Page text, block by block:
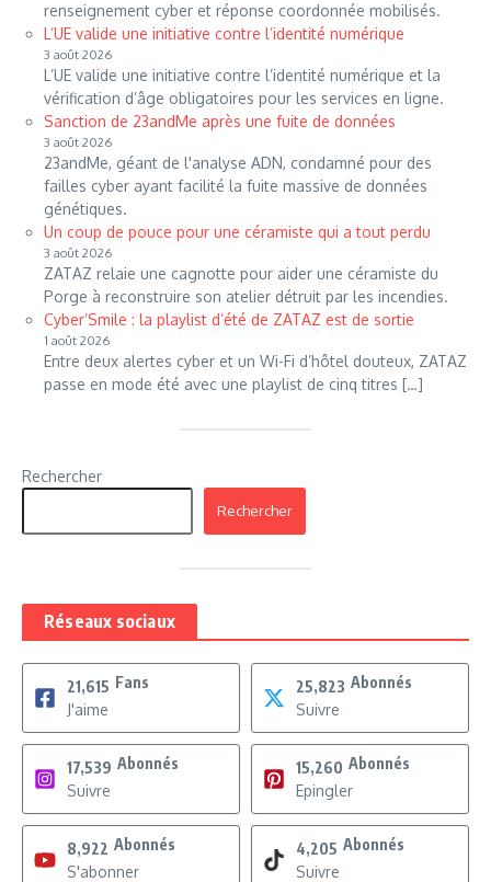
renseignement cyber et réponse coordonnée mobilisés.
L’UE valide une initiative contre l’identité numérique
3 août 2026
L’UE valide une initiative contre l’identité numérique et la
vérification d’âge obligatoires pour les services en ligne.
Sanction de 23andMe après une fuite de données
3 août 2026
23andMe, géant de l'analyse ADN, condamné pour des
failles cyber ayant facilité la fuite massive de données
génétiques.
Un coup de pouce pour une céramiste qui a tout perdu
3 août 2026
ZATAZ relaie une cagnotte pour aider une céramiste du
Porge à reconstruire son atelier détruit par les incendies.
Cyber’Smile : la playlist d’été de ZATAZ est de sortie
1 août 2026
Entre deux alertes cyber et un Wi-Fi d’hôtel douteux, ZATAZ
passe en mode été avec une playlist de cinq titres […]
Rechercher
Rechercher
Réseaux sociaux
21,615 Fans
J'aime
25,823 Abonnés
Suivre
17,539 Abonnés
Suivre
15,260 Abonnés
Epingler
8,922 Abonnés
S'abonner
4,205 Abonnés
Suivre